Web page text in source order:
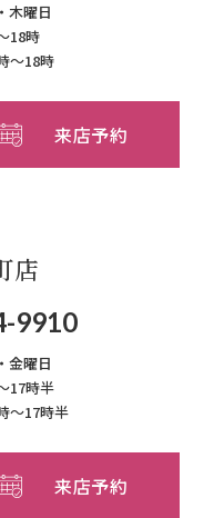
木曜日
18時
～18時
来店予約
店
9910
⾦曜⽇
17時半
～17時半
来店予約